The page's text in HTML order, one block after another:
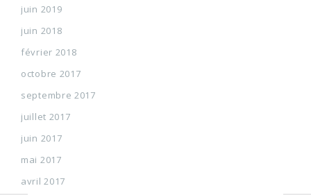
juin 2019
juin 2018
février 2018
octobre 2017
septembre 2017
juillet 2017
juin 2017
mai 2017
avril 2017